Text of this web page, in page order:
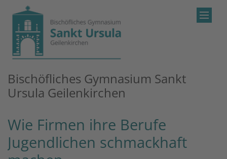
Zum Inhalt springen
Bischöfliches Gymnasium Sankt
Ursula Geilenkirchen
Wie Firmen ihre Berufe
Jugendlichen schmackhaft